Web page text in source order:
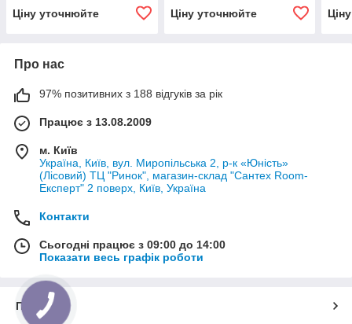
Ціну уточнюйте
Ціну уточнюйте
Про нас
97% позитивних з 188 відгуків за рік
Працює з 13.08.2009
м. Київ
Україна, Київ, вул. Миропільська 2, р-к «Юність»
(Лісовий) ТЦ "Ринок", магазин-склад "Сантех Room-
Експерт" 2 поверх, Київ, Україна
Контакти
Сьогодні працює з 09:00 до 14:00
Показати весь графік роботи
Про нас